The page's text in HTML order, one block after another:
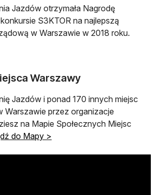
Jazdów otrzymała Nagrodę
S3KTOR na najlepszą
w Warszawie w 2018 roku.
Warszawy
Jazdów i ponad 170 innych miejsc
Warszawie przez organizacje
na Mapie Społecznych Miejsc
do Mapy >